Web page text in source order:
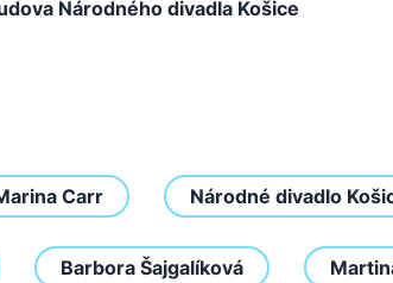
Národného divadla Košice
Carr Národné divadlo
Barbora Šajgalíková